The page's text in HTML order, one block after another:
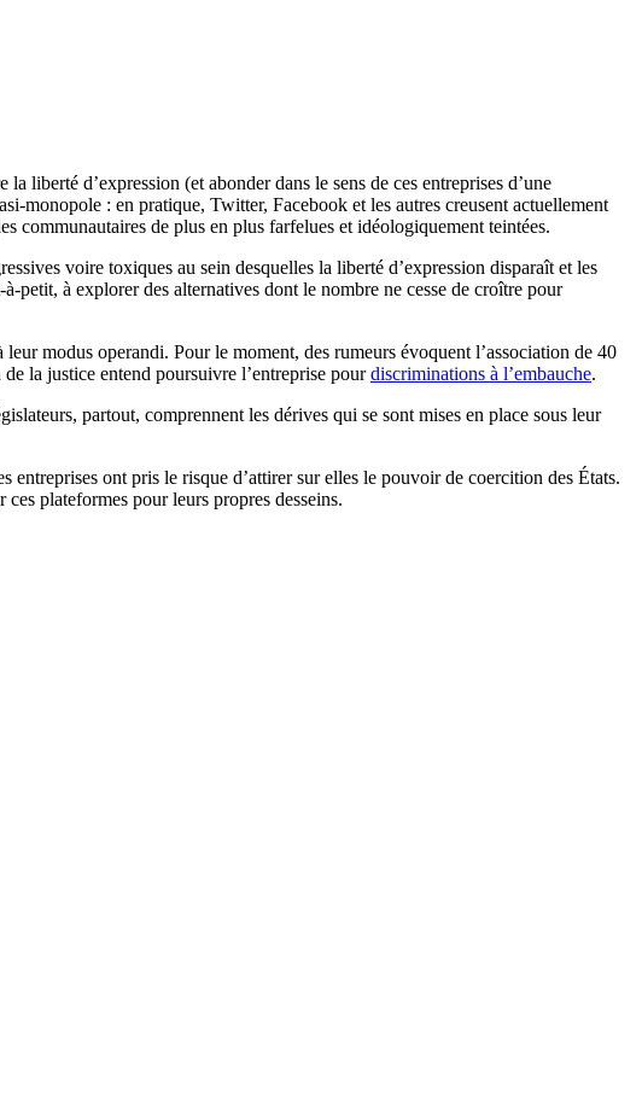
liberté d’expression (et abonder dans le sens de ces entreprises d’une
monopole : en pratique, Twitter, Facebook et les autres creusent actuellement
communautaires de plus en plus farfelues et idéologiquement teintées.
voire toxiques au sein desquelles la liberté d’expression disparaît et les
petit, à explorer des alternatives dont le nombre ne cesse de croître pour
modus operandi. Pour le moment, des rumeurs évoquent l’association de 40
la justice entend poursuivre l’entreprise pourdiscriminations à l’embauche.
partout, comprennent les dérives qui se sont mises en place sous leur
ont pris le risque d’attirer sur elles le pouvoir de coercition des États.
plateformes pour leurs propres desseins.